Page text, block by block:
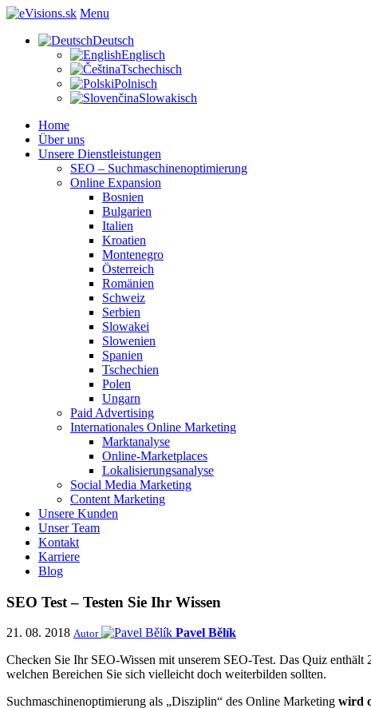
Menu
Deutsch
Englisch
Tschechisch
Polnisch
Slowakisch
Home
Über uns
Unsere Dienstleistungen
SEO – Suchmaschinenoptimierung
Online Expansion
Bosnien
Bulgarien
Italien
Kroatien
Montenegro
Österreich
Romänien
Schweiz
Serbien
Slowakei
Slowenien
Spanien
Tschechien
Polen
Ungarn
Paid Advertising
Internationales Online Marketing
Marktanalyse
Online-Marketplaces
Lokalisierungsanalyse
Social Media Marketing
Content Marketing
Unsere Kunden
Unser Team
Kontakt
Karriere
Blog
SEO Test – Testen Sie Ihr Wissen
21. 08. 2018 Autor
Pavel Bělík
Checken Sie Ihr SEO-Wissen mit unserem SEO-Test. Das Quiz
welchen Bereichen Sie sich vielleicht doch weiterbilden sollten.
Suchmaschinenoptimierung als „Disziplin“ des Online Marketing wird